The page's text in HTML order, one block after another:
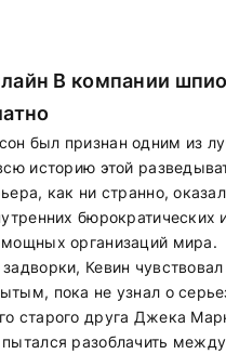
В компании
был признан одним из
историю этой
как ни странно,
бюрократических
организаций мира.
Кевин чувствовал
пока не узнал о
старого друга Джека
разоблачить